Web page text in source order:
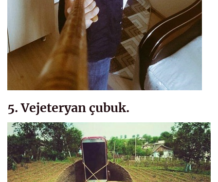
5. Vejeteryan çubuk.